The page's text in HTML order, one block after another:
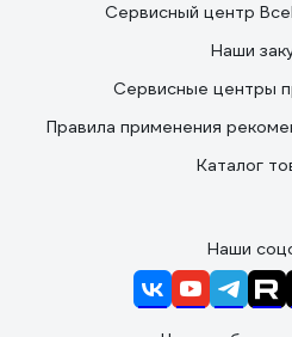
Сервисный центр
Наши
Сервисные центры
Правила применения
Каталог
Наши